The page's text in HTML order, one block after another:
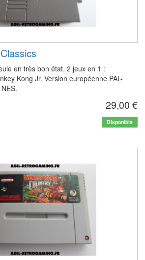
en très bon état, 2 jeux en 1 :
Kong Jr. Version européenne PAL-
29,00 €
Disponible